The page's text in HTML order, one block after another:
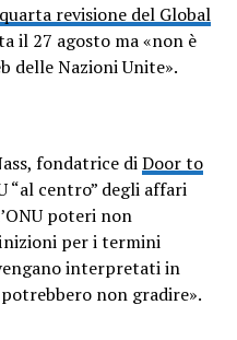
quarta revisione del Global
il 27 agosto ma «non è
delle Nazioni Unite».
fondatrice diDoor to
“al centro” degli affari
poteri non
per i termini
interpretati in
non gradire».